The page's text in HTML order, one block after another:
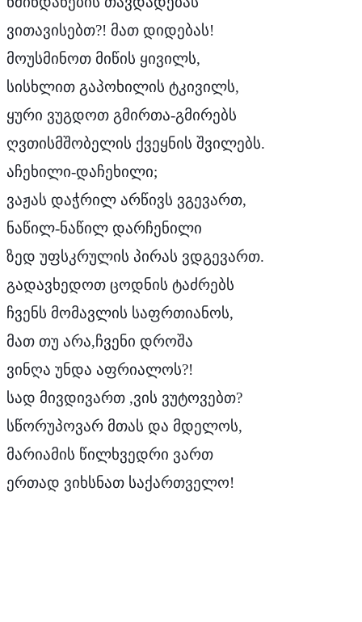
ვითავისებთ?! მათ დიდებას!
მოუსმინოთ მიწის ყივილს,
სისხლით გაპოხილის ტკივილს,
ყური ვუგდოთ გმირთა-გმირებს
ღვთისმშობელის ქვეყნის შვილებს.
აჩეხილი-დაჩეხილი;
ვაჟას დაჭრილ არწივს ვგევართ,
ნაწილ-ნაწილ დარჩენილი
ზედ უფსკრულის პირას ვდგევართ.
გადავხედოთ ცოდნის ტაძრებს
ჩვენს მომავლის საფრთიანოს,
მათ თუ არა,ჩვენი დროშა
ვინღა უნდა აფრიალოს?!
სად მივდივართ ,ვის ვუტოვებთ?
სწორუპოვარ მთას და მდელოს,
მარიამის წილხვედრი ვართ
ერთად ვიხსნათ საქართველო!